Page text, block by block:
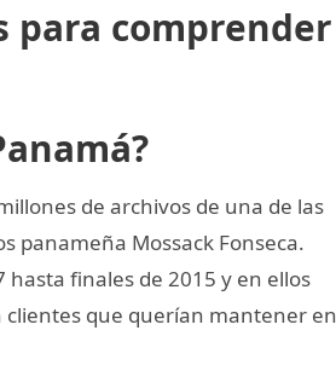
para comprender
de archivos de una de las
panameña Mossack Fonseca.
hasta finales de 2015 y en ellos
clientes que querían mantener en